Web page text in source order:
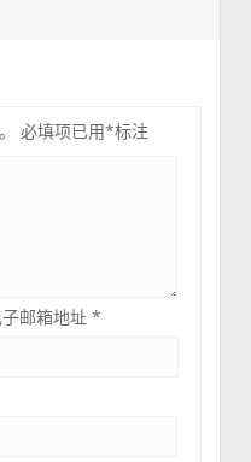
必填项已用*标注
子邮箱地址*